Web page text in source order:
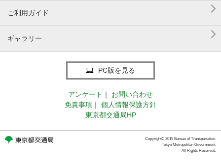
ご利用ガイド 
ギャラリー 
PC版を見る
アンケート ｜
お問い合わせ
免責事項 ｜
個人情報保護方針
東京都交通局HP
Copyright© 2015 Bureau of Transportation.
Tokyo Metropolitan Government.
All Rights Reserved.